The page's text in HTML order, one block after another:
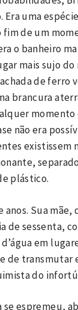
uma
fim de um
o banheiro
mais sujo
de ferro
brancura
momento
não era
existissem
plástico.
Sua mãe,
de sessenta,
em
de transmutar
do
se espremeu,